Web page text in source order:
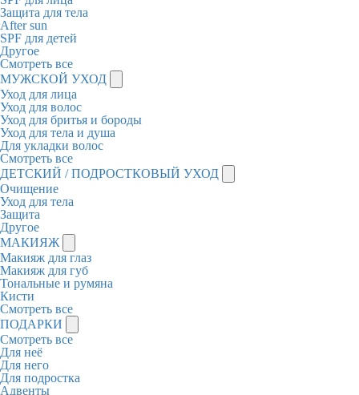
Защита для тела
After sun
SPF для детей
Другое
Смотреть все
МУЖСКОЙ УХОД
Уход для лица
Уход для волос
Уход для бритья и бороды
Уход для тела и душа
Для укладки волос
Смотреть все
ДЕТСКИЙ / ПОДРОСТКОВЫЙ УХОД
Очищение
Уход для тела
Защита
Другое
МАКИЯЖ
Макияж для глаз
Макияж для губ
Тональные и румяна
Кисти
Смотреть все
ПОДАРКИ
Смотреть все
Для неё
Для него
Для подростка
Адвенты